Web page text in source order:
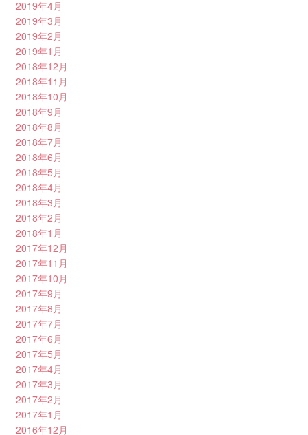
2019年4月
2019年3月
2019年2月
2019年1月
2018年12月
2018年11月
2018年10月
2018年9月
2018年8月
2018年7月
2018年6月
2018年5月
2018年4月
2018年3月
2018年2月
2018年1月
2017年12月
2017年11月
2017年10月
2017年9月
2017年8月
2017年7月
2017年6月
2017年5月
2017年4月
2017年3月
2017年2月
2017年1月
2016年12月